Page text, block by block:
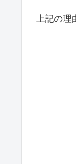
上記の理